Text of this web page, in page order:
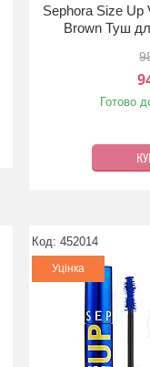
Sephora Size Up
Brown Туш
Готово
452014
Уцінка